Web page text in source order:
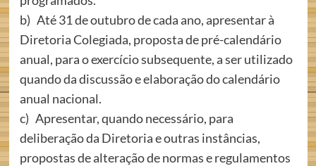
b) Até 31 de outubro de cada ano, apresentar à
Diretoria Colegiada, proposta de pré-calendário
anual, para o exercício subsequente, a ser utilizado
quando da discussão e elaboração do calendário
anual nacional.
c) Apresentar, quando necessário, para
deliberação da Diretoria e outras instâncias,
propostas de alteração de normas e regulamentos